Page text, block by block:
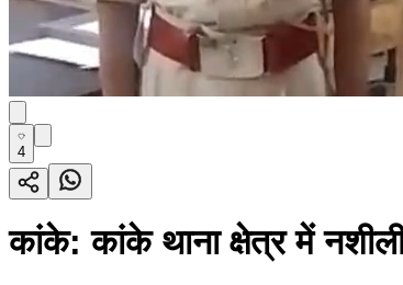
4
कांके: कांके थाना क्षेत्र में